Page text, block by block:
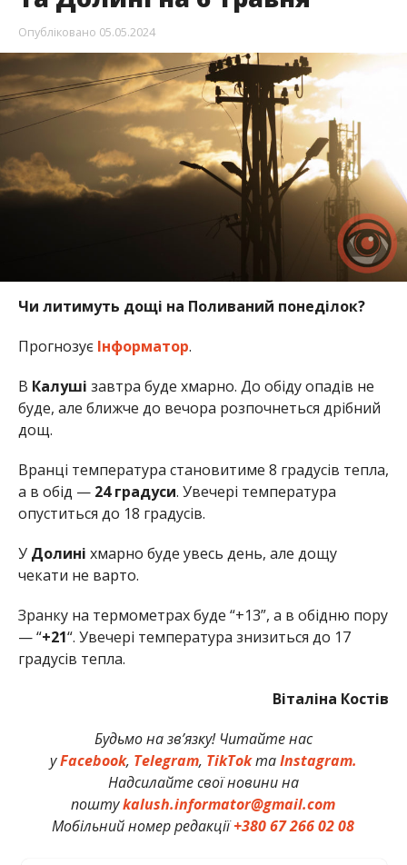
Опубліковано 05.05.2024
Чи литимуть дощі на Поливаний понеділок?
Прогнозує Інформатор.
В Калуші завтра буде хмарно. До обіду опадів не
буде, але ближче до вечора розпочнеться дрібний
дощ.
Вранці температура становитиме 8 градусів тепла,
а в обід — 24 градуси. Увечері температура
опуститься до 18 градусів.
У Долині хмарно буде увесь день, але дощу
чекати не варто.
Зранку на термометрах буде “+13”, а в обідню пору
— “+21“. Увечері температура знизиться до 17
градусів тепла.
Віталіна Костів
Будьмо на зв’язку! Читайте нас
уFacebook, Telegram, TikTokтаInstagram.
Надсилайте свої новини на
поштуkalush.informator@gmail.com
Мобільний номер редакції+380 67 266 02 08